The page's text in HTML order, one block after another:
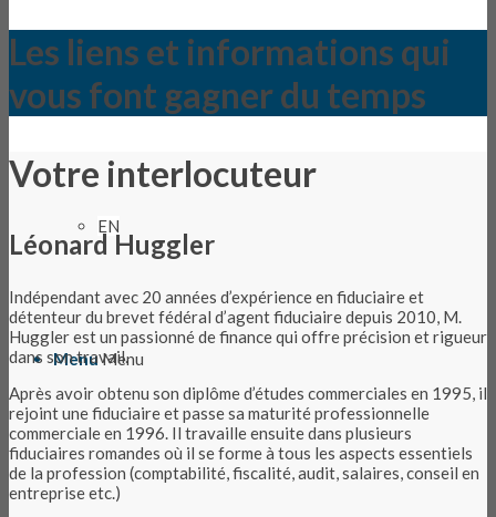
FR
EN
Menu Menu
Les liens et informations qui
vous font gagner du temps
Votre interlocuteur
Léonard Huggler
Indépendant avec 20 années d’expérience en fiduciaire et
détenteur du brevet fédéral d’agent fiduciaire depuis 2010, M.
Huggler est un passionné de finance qui offre précision et rigueur
dans son travail.
Après avoir obtenu son diplôme d’études commerciales en 1995, il
rejoint une fiduciaire et passe sa maturité professionnelle
commerciale en 1996. Il travaille ensuite dans plusieurs
fiduciaires romandes où il se forme à tous les aspects essentiels
de la profession (comptabilité, fiscalité, audit, salaires, conseil en
entreprise etc.)